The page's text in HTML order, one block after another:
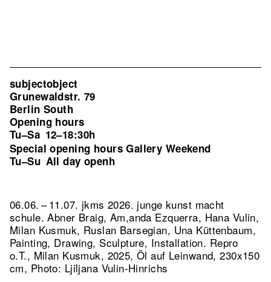
subjectobject
Grunewaldstr. 79
Berlin South
Opening hours
Tu–Sa 12–18:30h
Special opening hours Gallery Weekend
Tu–Su All day openh
06.06. – 11.07. jkms 2026. junge kunst macht
schule. Abner Braig, Am,anda Ezquerra, Hana Vulin,
Milan Kusmuk, Ruslan Barsegian, Una Küttenbaum,
Painting, Drawing, Sculpture, Installation. Repro
o.T., Milan Kusmuk, 2025, Öl auf Leinwand, 230x150
cm, Photo: Ljiljana Vulin-Hinrichs